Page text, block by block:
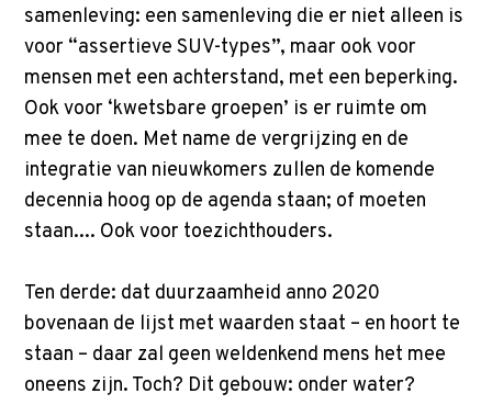
samenleving: een samenleving die er niet alleen is
voor “assertieve SUV-types”, maar ook voor
mensen met een achterstand, met een beperking.
Ook voor ‘kwetsbare groepen’ is er ruimte om
mee te doen. Met name de vergrijzing en de
integratie van nieuwkomers zullen de komende
decennia hoog op de agenda staan; of moeten
staan.... Ook voor toezichthouders.
Ten derde: dat duurzaamheid anno 2020
bovenaan de lijst met waarden staat – en hoort te
staan – daar zal geen weldenkend mens het mee
oneens zijn. Toch? Dit gebouw: onder water?